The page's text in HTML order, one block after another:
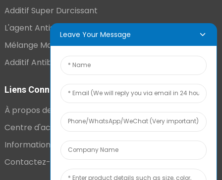
Additif Super Durcissant
L'agent Antistatique Longue Durée
Mélange Maître VCI
Additif Antibuée Ajouté En Interne
Liens Connexes
À propos de nous
Centre d'actualités
Informations techniques
Contactez-nous
Leave Your Message